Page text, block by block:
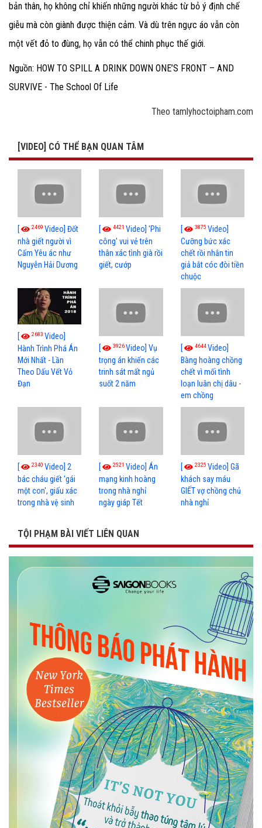
bản thân, họ không chỉ khiến những người khác từ bỏ ý định chế
giễu mà còn giành được thiện cảm. Và dù trên ngực áo vẫn còn
một vết đỏ to đùng, họ vẫn có thể chinh phục thế giới.
Nguồn: HOW TO SPILL A DRINK DOWN ONE’S FRONT – AND
SURVIVE - The School Of Life
Theo tamlyhoctoipham.com
[VIDEO] CÓ THỂ BẠN QUAN TÂM
[ 2469 Video] Đốt
nhà giết người vì
Cấm Yêu ác như
Nguyễn Hải Dương
[ 4421Video] 'Phi
công' vui vẻ trên
thân xác tình già rồi
giết, cướp
[ 3875 Video]
Cưỡng bức xác
chết rồi nhắn tin
giả bắt cóc đòi tiền
chuộc
[ 2683 Video]
Hành Trình Phá Án
Mới Nhất - Lần
Theo Dấu Vết Vỏ
Đạn
[ 3926Video] Vụ
trọng án khiến các
trinh sát mất ngủ
suốt 2 năm
[ 4644Video]
Bàng hoàng chồng
chết vì mối tình
loạn luân chị dâu -
em chồng
[ 2340 Video] 2
bác cháu giết 'gái
một con', giấu xác
trong nhà vệ sinh
[ 2521Video] Án
mạng kinh hoàng
trong nhà nghỉ
ngày giáp Tết
[ 2325 Video] Gã
khách say máu
GIẾT vợ chồng chủ
nhà nghỉ
TỘI PHẠM BÀI VIẾT LIÊN QUAN